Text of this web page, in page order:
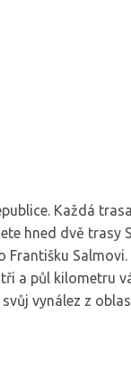
Každá
hned dvě trasy
a půl kilometru
vynález z